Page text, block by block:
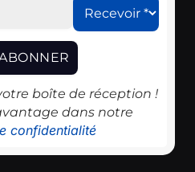
boîte de réception !
dans notre
confidentialité